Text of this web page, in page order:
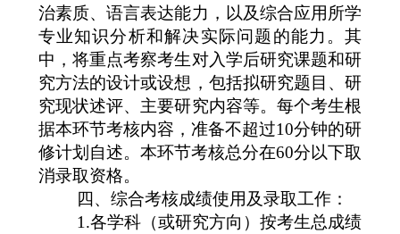
治素质、语言表达能力，以及综合应用所学
专业知识分析和解决实际问题的能力。其
中，将重点考察考生对入学后研究课题和研
究方法的设计或设想，包括拟研究题目、研
究现状述评、主要研究内容等。每个考生根
据本环节考核内容，准备不超过10分钟的研
修计划自述。本环节考核总分在60分以下取
消录取资格。
四、综合考核成绩使用及录取工作：
1.各学科（或研究方向）按考生总成绩